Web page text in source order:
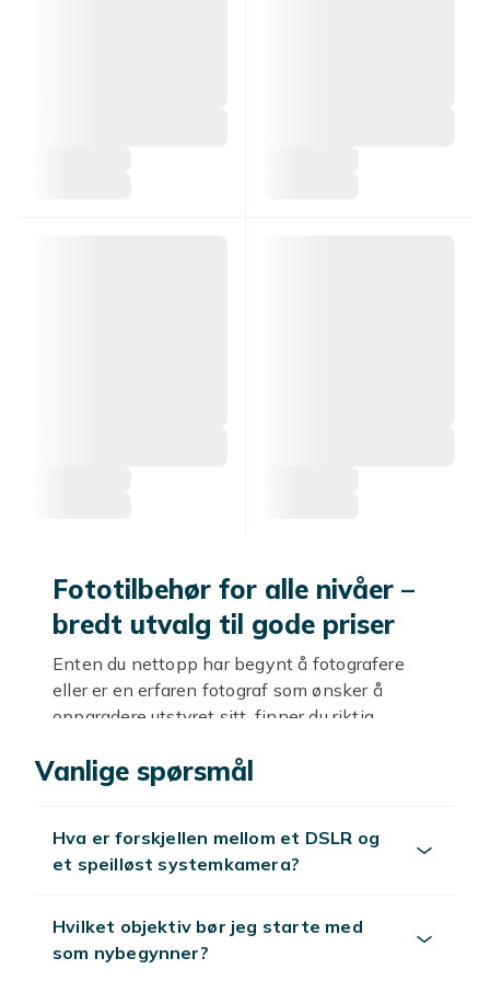
Fototilbehør for alle nivåer –
bredt utvalg til gode priser
Enten du nettopp har begynt å fotografere
eller er en erfaren fotograf som ønsker å
oppgradere utstyret sitt, finner du riktig
sortiment av kameratilbehør, linser, stativ,
dine fra hverdagslige øyeblikksbilder til
profesjonelle fotografier som imponerer.
Digitalkameraer og
systemkameraer
Vanlige spørsmål
Hva er forskjellen mellom et DSLR og
et speilløst systemkamera?
Hvilket objektiv bør jeg starte med
som nybegynner?